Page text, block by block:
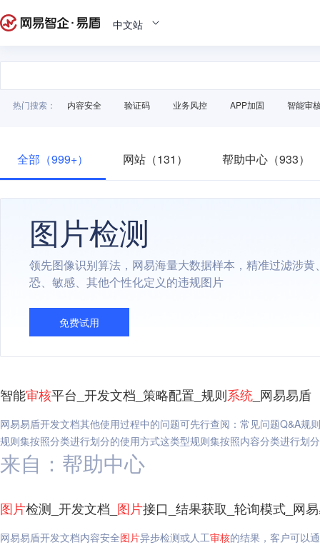
中文站
热门搜索： 内容安全 验证码 业务风控 APP加固 智能审
全部（999+） 网站（131） 帮助中心（933）
图片检测
领先图像识别算法，网易海量大数据样本，精准过滤涉黄
恐、敏感、其他个性化定义的违规图片
免费试用
智能审核平台_开发文档_策略配置_规则系统 _网易易盾
网易易盾开发文档其他使用过程中的问题可先行查阅：常见问题Q&A规
规则集按照分类进行划分的使用方式这类型规则集按照内容分类进行划
来自：帮助中心
图片检测_开发文档_ 图片接口_结果获取_轮询模式_网
网易易盾开发文档内容安全图片异步检测或人工审核的结果，客户可以